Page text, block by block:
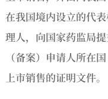
在我国境内设立的代
理人，向国家药监局
（备案）申请人所在
上市销售的证明文件。